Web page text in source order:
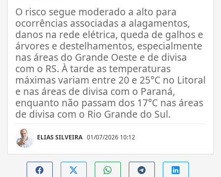
O risco segue moderado a alto para
ocorrências associadas a alagamentos,
danos na rede elétrica, queda de galhos e
árvores e destelhamentos, especialmente
nas áreas do Grande Oeste e de divisa
com o RS. À tarde as temperaturas
máximas variam entre 20 e 25°C no Litoral
e nas áreas de divisa com o Paraná,
enquanto não passam dos 17°C nas áreas
de divisa com o Rio Grande do Sul.
ELIAS SILVEIRA 01/07/2026 10:12